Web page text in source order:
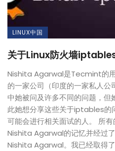
LINUX中国
关于Linux防火墙
Nishita Agarwal是Tecmint的
的一家公司（印度的一家私人
中她被问及许多不同的问题，
此她想分享这些关于iptables的
可能会进行相关面试的人。 所
Nishita Agarwal的记忆并经过
Nishita Agarwal。我已经取得